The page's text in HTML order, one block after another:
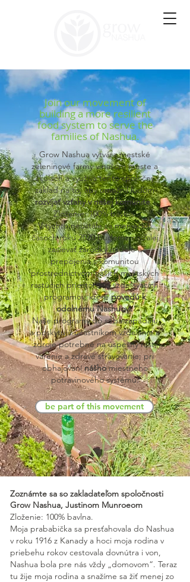
Join our movement of
building a more resilient
food system to serve the
families of Nashua.
Grow Nashua vytvára mestské
zeleninové farmy v našom meste a
školách a využíva tento spoločný
základ na to, aby umožnil ľuďom
rozvíjať vzťahy v našej komunite.
Zloženie: 100% bavlna.
V týchto neustále sa meniacich
časoch roku 2020 budeme naďalej
zasievať zárodky nádeje a
prepojenia s komunitou
prostredníctvom našich mestských
rastúcich priestorov a vzdelávacích
programov, ktorépovedú k
odolnému Nashuovi.
Naše programy do seba zapadajú
a poskytujú účastníkom vzdelanie a
zdroje potrebné na úspešný rast,
varenie a zdravé stravovanie; pri
obhajovanínášhomiestneho
potravinového systému.
be part of this movement
Zoznámte sa so zakladateľom spoločnosti
Grow Nashua, Justinom Munroeom
Zloženie: 100% bavlna.
Moja prababička sa presťahovala do Nashua
v roku 1916 z Kanady a hoci moja rodina v
priebehu rokov cestovala dovnútra i von,
Nashua bola pre nás vždy „domovom“. Teraz
tu žije moja rodina a snažíme sa žiť menej zo